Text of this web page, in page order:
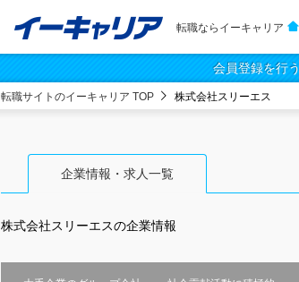
転職ならイーキャリア
会員登録を行
転職サイトのイーキャリア TOP 株式会社スリーエス
企業情報・求人一覧
株式会社スリーエスの企業情報